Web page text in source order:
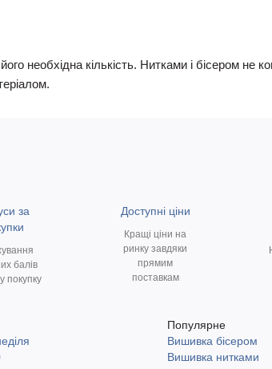
необхідна кількість. Нитками і бісером
за
балів
покупку
Доступні ціни
Кращі ціни на
ринку завдяки
прямим
поставкам
Популярне
Вишивка бісером
Вишивка нитками